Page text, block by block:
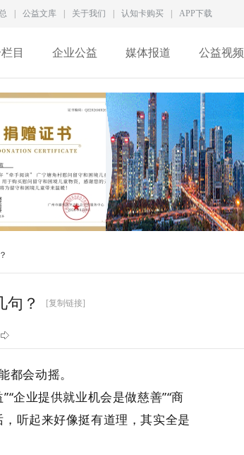
公益文库 关于我们 认知卡购买 APP下载
目 企业公益 媒体报道 公益视频
捐赠证书
90 1 131 1
句？ [复制链接]
会动摇。
企业提供就业机会是做慈善”“商
听起来好像挺有道理，其实全是